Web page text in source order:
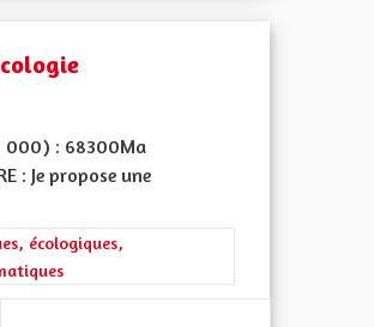
000) : 68300Ma
: Je propose une
: Les transitions énergétiques,
écologiques,